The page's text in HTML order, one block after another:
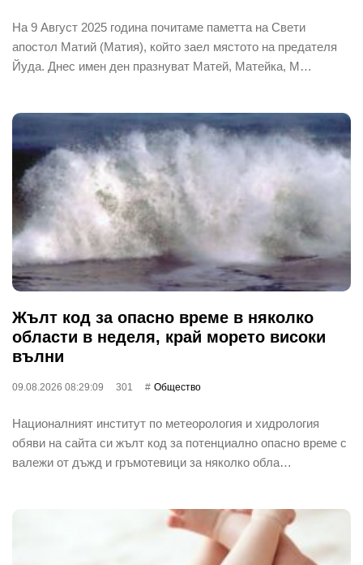
На 9 Август 2025 година почитаме паметта на Свети
апостол Матий (Матия), който заел мястото на предателя
Йуда. Днес имен ден празнуват Матей, Матейка, М…
Жълт код за опасно време в няколко
области в неделя, край морето високи
вълни
09.08.2026 08:29:09 301 Общество
Националният институт по метеорология и хидрология
обяви на сайта си жълт код за потенциално опасно време с
валежи от дъжд и гръмотевици за няколко обла…